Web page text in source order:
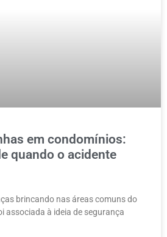
em condomínios:
quando o acidente
brincando nas áreas comuns do
associada à ideia de segurança